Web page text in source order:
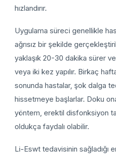
hızlandırır.
Uygulama süreci genellikle
ağrısız bir şekilde
yaklaşık 20-30 dakika sürer
veya iki kez yapılır. Birkaç
sonunda hastalar, şok dalga
hissetmeye başlarlar. Doku
yöntem, erektil disfonksiyon
oldukça faydalı olabilir.
Li-Eswt tedavisinin sağladığı